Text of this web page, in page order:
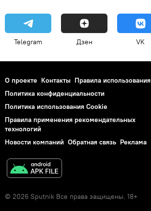
Telegram Дзен VK
О проекте Контакты Правила использования
Политика конфиденциальности
Политика использования Cookie
Правила применения рекомендательных
технологий
Новости компаний Обратная связь Реклама
© 2026 Sputnik Все права защищены. 18+